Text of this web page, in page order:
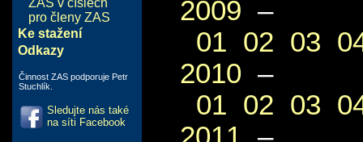
ZAS v číslech
pro členy ZAS
Ke stažení
Odkazy
Činnost ZAS podporuje Petr
Stuchlík.
Sledujte nás také
na síti Facebook
2009 –
01 02 03
2010 –
01 02 03